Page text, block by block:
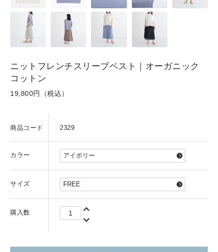
ニットフレンチスリーブベスト｜オーガニック
コットン
19,800円（税込）
商品コード 2329
カラー
サイズ
購入数